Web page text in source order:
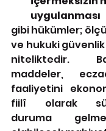
uygulanması
gibi hükümler;
ve hukuki güvenlik
niteliktedir.
maddeler,
faaliyetini
fiilî olarak
duruma